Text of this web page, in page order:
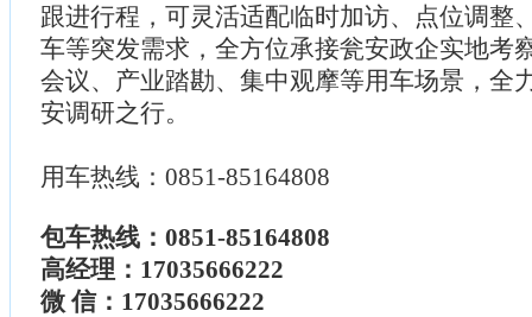
跟进行程，可灵活适配临时加访、点位调整
车等突发需求，全方位承接瓮安政企实地考
会议、产业踏勘、集中观摩等用车场景，全
安调研之行。
用车热线：0851-85164808
包车热线：0851-85164808
高经理：17035666222
微 信：17035666222